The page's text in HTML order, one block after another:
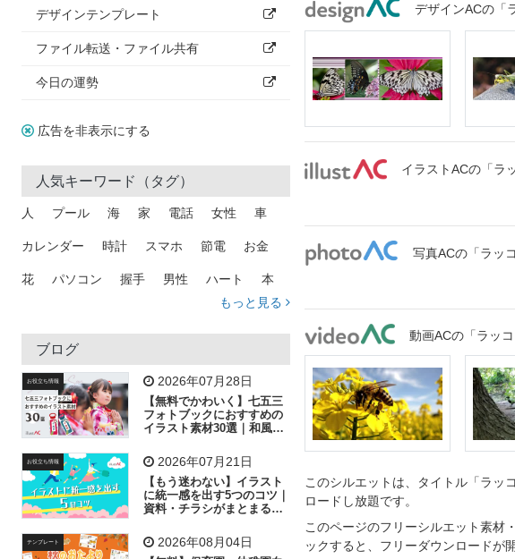
デザインテンプレート
ファイル転送・ファイル共有
今日の運勢
広告を非表示にする
人気キーワード（タグ）
人 プール 海 家 電話 女性 車
カレンダー 時計 スマホ 節電 お金
花 パソコン 握手 男性 ハート 本
トラック 木
吹き出し
飛行機 グラフ ビル 魚 家族 書類
歩く 工場 会社 太陽 キラキラ
子供 作業員 相談 ピクトグラム
もっと見る
ブログ
お役立ち情報 2026年07月28日
【無料でかわいく】七五三
フォトブックにおすすめの
イラスト素材30選｜和風の
お役立ち情報 2026年07月21日
【もう迷わない】イラスト
に統一感を出す5つのコツ｜
資料・チラシがまとまるフ
テンプレート 2026年08月04日
デザインACの「
イラストACの「ラ
写真ACの「ラッ
動画ACの「ラッ
このシルエットは、タイトル「ラッ
ロードし放題です。
このページのフリーシルエット素材
ックすると、フリーダウンロードが